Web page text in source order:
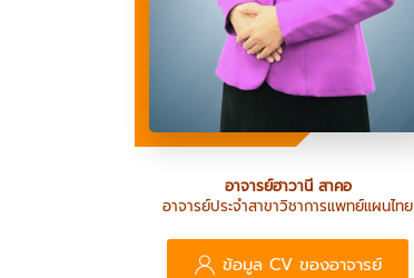
อาจารย์ฮาวานี สาคอ
อาจารย์ประจำสาขาวิชาการแพทย์แผนไทย
ข้อมูล CV ของอาจารย์